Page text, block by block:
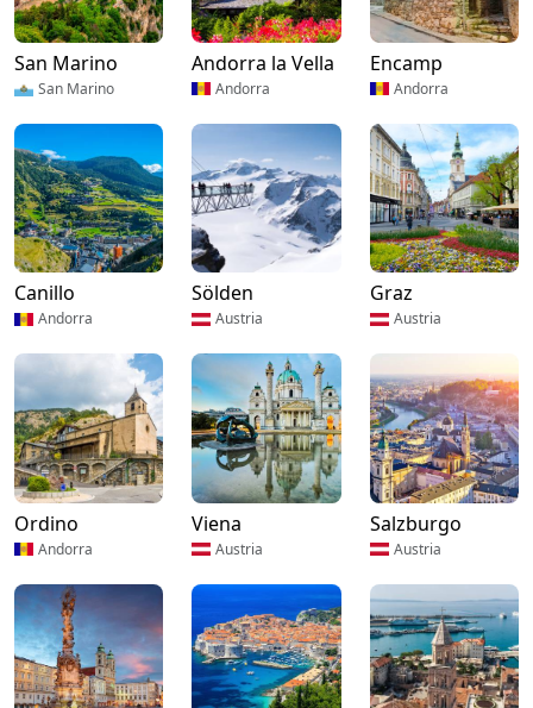
San Marino
San Marino
Andorra la Vella
Andorra
Encamp
Andorra
Canillo
Andorra
Sölden
Austria
Graz
Austria
Ordino
Andorra
Viena
Austria
Salzburgo
Austria